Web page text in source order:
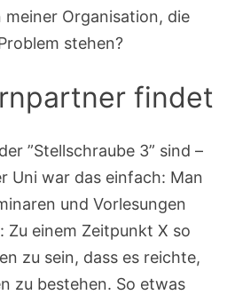
meiner Organisation, die
stehen?
findet
”Stellschraube 3” sind –
Uni war das einfach: Man
und Vorlesungen
Zu einem Zeitpunkt X so
zu sein, dass es reichte,
zu bestehen. So etwas